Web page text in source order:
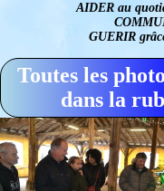
AIDER au
GUERIR
Toutes les
dans la